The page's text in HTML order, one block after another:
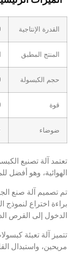
ضوضاء
.
تم تصميم آلة صنع
براءة اختراع
الدخول إلى القرص
تتميز آلة تعبئة
مريحين، واستبدال
.